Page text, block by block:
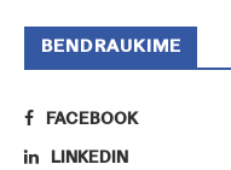
BENDRAUKIME
FACEBOOK
LINKEDIN